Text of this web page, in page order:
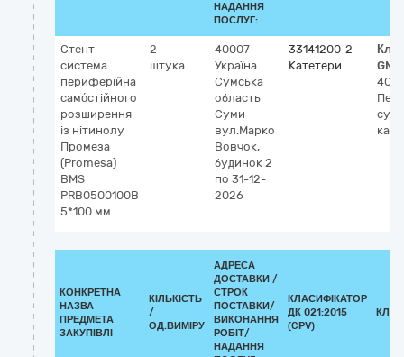
НАДАННЯ
ПОСЛУГ:
Стент-
система
периферійна
само́стійного
розширення
із нітинолу
Промеза
(Promesa)
BMS
PRB0500100B
5*100 мм
2
штука
40007
Україна
Сумська
область
Суми
вул.Марко
Вовчок,
будинок 2
по 31-12-
2026
33141200-2
Катетери
КОНКРЕТНА
НАЗВА
ПРЕДМЕТА
ЗАКУПІВЛІ
КІЛЬКІСТЬ
/
ОД.ВИМІРУ
АДРЕСА
ДОСТАВКИ /
СТРОК
ПОСТАВКИ/
ВИКОНАННЯ
РОБІТ/
НАДАННЯ
КЛАСИФІКАТОР
ДК 021:2015
(CPV)